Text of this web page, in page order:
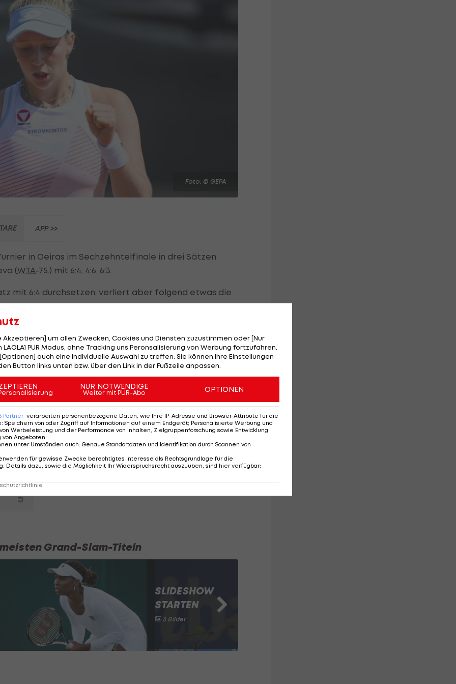
Foto: © GEPA
APP >>
in Oeiras im Sechzehntelfinale in drei Sätzen
(WTA-75.) mit 6:4, 4:6, 6:3.
mit 6:4 durchsetzen, verliert aber folgend etwas die
sich zurückkämpfen und auf 4:4 stellen. Den Satz
ihn mit 4:6 aus der Hand.
weiter vorerst spannend und hart umkämpft, ehe
und mit 6:3 das Spiel beendet.
6:3-Sieg im Achtelfinale. Dort trifft sie auf die Siegerin
Grand-Slam-Titeln
SLIDESHOW
STARTEN
3 Bilder
Akzeptieren] um allen Zwecken, Cookies und Diensten zuzustimmen oder [Nur
PUR Modus, ohne Tracking uns Peronsalisierung von Werbung fortzufahren.
auch eine individuelle Auswahl zu treffen. Sie können Ihre Einstellungen
Button links unten bzw. über den Link in der Fußzeile anpassen.
NUR NOTWENDIGE
Weiter mit PUR-Abo OPTIONEN
Partner verarbeiten personenbezogene Daten, wie Ihre IP-Adresse und Browser-Attribute für die
: Speichern von oder Zugriff auf Informationen auf einem Endgerät; Personalisierte Werbung und
Werbeleistung und der Performance von Inhalten, Zielgruppenforschung sowie Entwicklung
von Angeboten
unter Umständen auch: Genaue Standortdaten und Identifikation durch Scannen von
für gewisse Zwecke berechtigtes Interesse als Rechtsgrundlage für die
Details dazu, sowie die Möglichkeit Ihr Widerspruchsrecht auszuüben, sind hier verfügbar: